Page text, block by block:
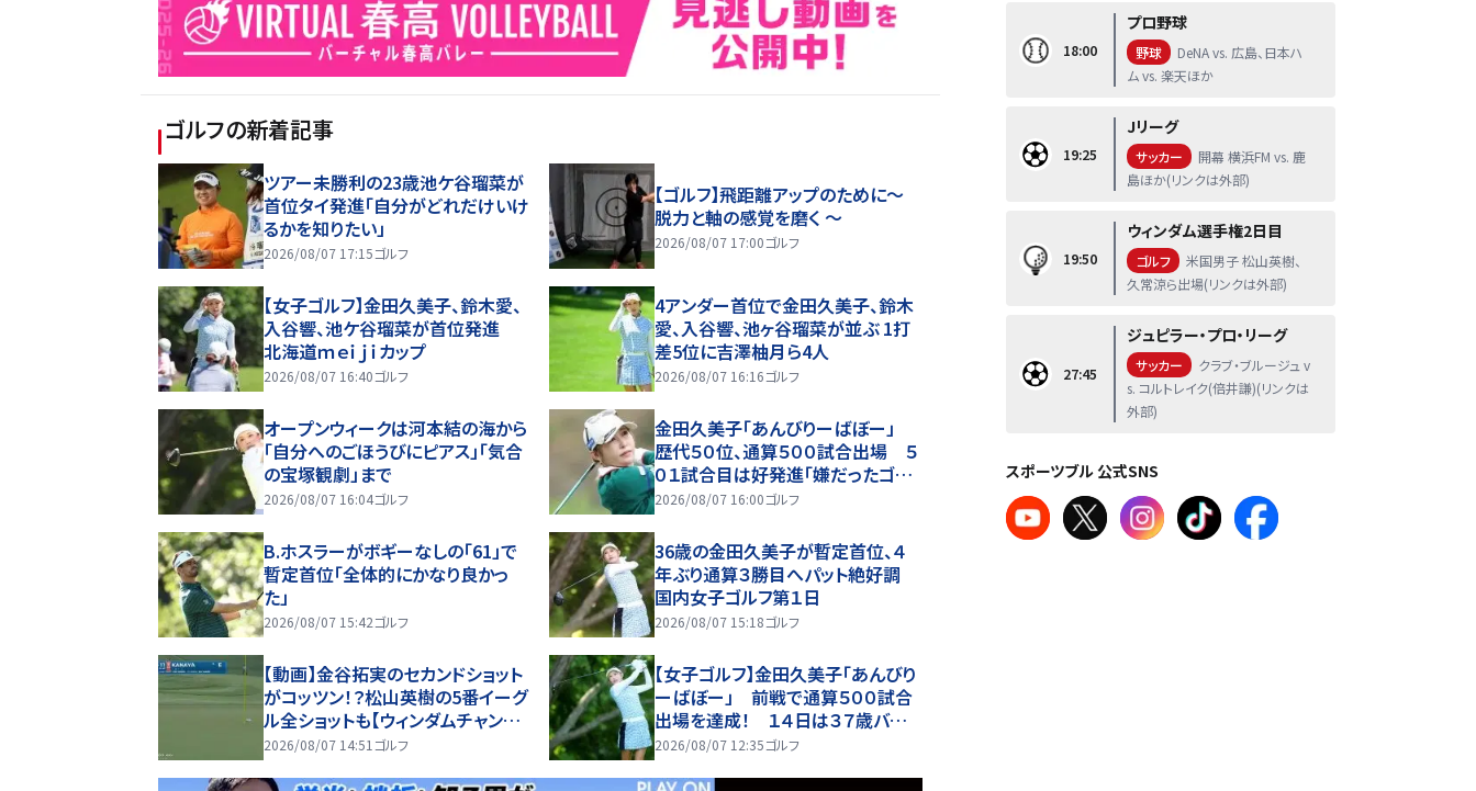
ゴルフの新着記事
ツアー未勝利の23歳池ケ谷瑠菜が
首位タイ発進「自分がどれだけいけ
るかを知りたい」
2026/08/07 17:15ゴルフ
【ゴルフ】飛距離アップのために～
脱力と軸の感覚を磨く ～
2026/08/07 17:00ゴルフ
【女子ゴルフ】金田久美子、鈴木愛、
入谷響、池ケ谷瑠菜が首位発進
北海道ｍｅｉｊｉカップ
2026/08/07 16:40ゴルフ
4アンダー首位で金田久美子、鈴木
愛、入谷響、池ヶ谷瑠菜が並ぶ 1打
差5位に吉澤柚月ら4人
2026/08/07 16:16ゴルフ
オープンウィークは河本結の海から
「自分へのごほうびにピアス」「気合
の宝塚観劇」まで
2026/08/07 16:04ゴルフ
金田久美子「あんびりーばぼー」
歴代５０位、通算５００試合出場 ５
０１試合目は好発進「嫌だったゴル
フが最近は楽しいかも」「もう少し？
2026/08/07 16:00ゴルフ
B.ホスラーがボギーなしの「61」で
暫定首位「全体的にかなり良かっ
た」
2026/08/07 15:42ゴルフ
36歳の金田久美子が暫定首位、４
年ぶり通算３勝目へパット絶好調
国内女子ゴルフ第１日
2026/08/07 15:18ゴルフ
【動画】金谷拓実のセカンドショット
がコッツン！？松山英樹の5番イーグ
ル全ショットも【ウィンダムチャンピ
オンシップ1日目ハイライト】
2026/08/07 14:51 ゴルフ
【女子ゴルフ】金田久美子「あんびり
ーばぼー」 前戦で通算５００試合
出場を達成！ １４日は３７歳バース
デー
2026/08/07 12:35ゴルフ
18:00
プロ野球
野球
DeNA vs. 広島、日本ハ
ム vs. 楽天ほか
19:25
Jリーグ
サッカー
開幕 横浜FM vs. 鹿
島ほか(リンクは外部)
19:50
ウィンダム選手権2日目
ゴルフ
米国男子 松山英樹、
久常涼ら出場(リンクは外部)
27:45
ジュピラー・プロ・リーグ
サッカー
クラブ・ブルージュ v
s. コルトレイク(倍井謙)(リンクは
外部)
スポーツブル 公式SNS